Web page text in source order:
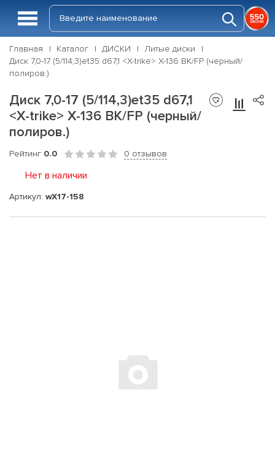
Главная Каталог ДИСКИ
Литые диски
Диск 7,0-17 (5/114,3)et35 d67,1 <X-trike> X-136 BK/FP (черный/
полиров.)
Диск 7,0-17 (5/114,3)et35 d67,1
<X-trike> X-136 BK/FP (черный/
полиров.)
Рейтинг 0.0 0 отзывов
Нет в наличии
Артикул: wX17-158